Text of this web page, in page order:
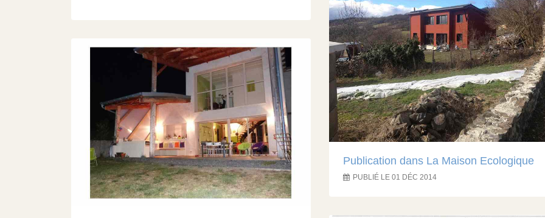
Publication dans La Maison Ecologique
PUBLIÉ LE 01 DÉC 2014